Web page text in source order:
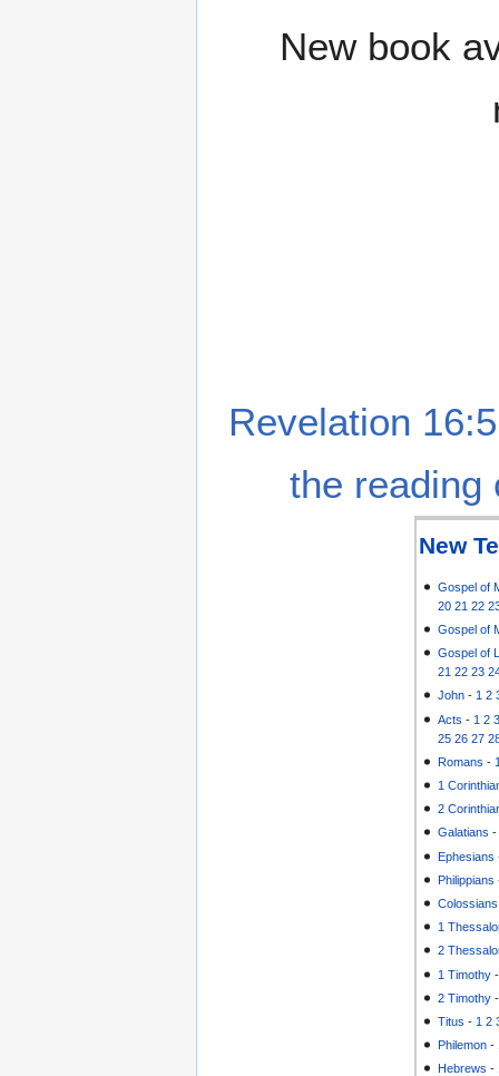
New book
Revelation
the reading
New
Gospel of
20 21 22
Gospel of
Gospel of
21 22 23
John - 1 2
Acts - 1 2
25 26 27
Romans -
1
2
Galatians
Ephesians
Philippians
Colossians
1
2
1 Timothy
2 Timothy
Titus - 1 2
Philemon -
Hebrews -